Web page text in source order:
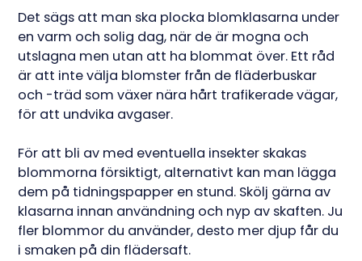
Det sägs att man ska plocka blomklasarna under
en varm och solig dag, när de är mogna och
utslagna men utan att ha blommat över. Ett råd
är att inte välja blomster från de fläderbuskar
och -träd som växer nära hårt trafikerade vägar,
för att undvika avgaser.
För att bli av med eventuella insekter skakas
blommorna försiktigt, alternativt kan man lägga
dem på tidningspapper en stund. Skölj gärna av
klasarna innan användning och nyp av skaften. Ju
fler blommor du använder, desto mer djup får du
i smaken på din flädersaft.